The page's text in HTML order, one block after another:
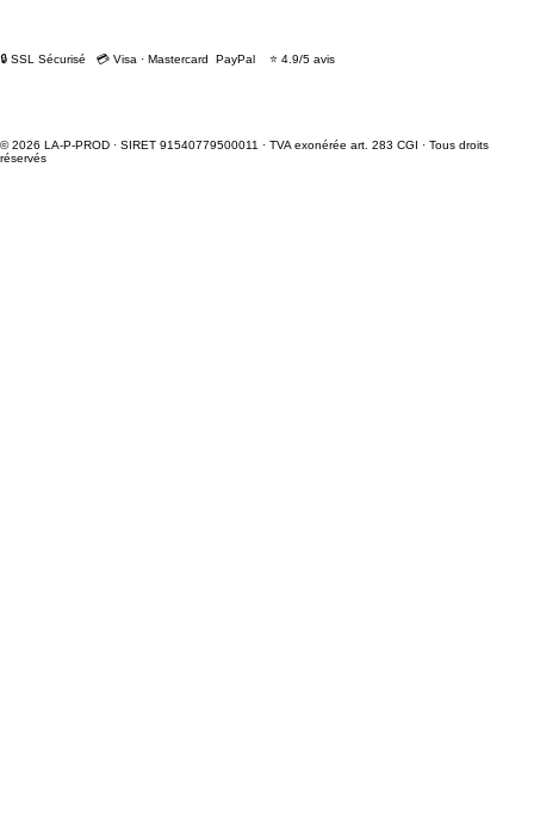
© 2026 LA-P-PROD · SIRET 91540779500011 · TVA exonérée art. 283 CGI · Tous droits
réservés
🔒 SSL Sécurisé 💳 Visa · Mastercard PayPal ⭐ 4.9/5 avis